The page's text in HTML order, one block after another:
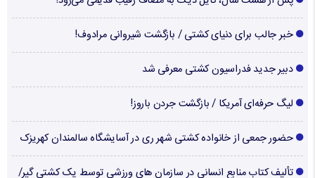
خبر جالب برای دنیای کشتی / بازگشت شیروانی مرادوف!
دبیر جدید فدراسیون کشتی معرفی شد
لیگ حرفه‌ای آمریکا / بازگشت جردن باروز!
حضور جمعی از خانواده کشتی شهر ری در آسایشگاه سالمندان کهریزک
تألیف کتاب منابع انسانی در سازمان های ورزشی توسط یک کشتی گیر/